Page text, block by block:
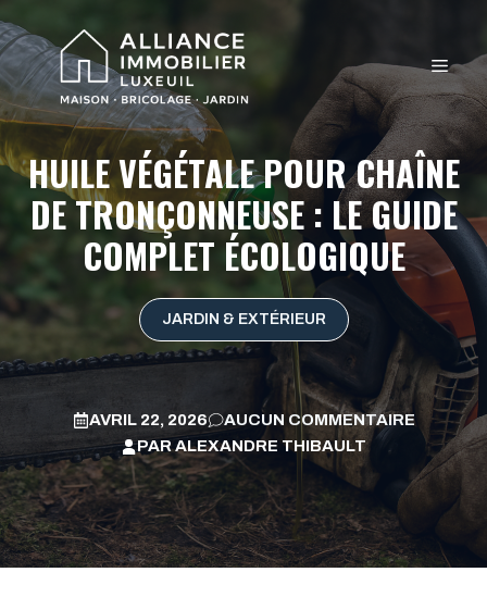
au
contenu
HUILE VÉGÉTALE POUR CHAÎNE
DE TRONÇONNEUSE : LE GUIDE
COMPLET ÉCOLOGIQUE
JARDIN & EXTÉRIEUR
AVRIL 22, 2026
AUCUN COMMENTAIRE
PARALEXANDRE THIBAULT